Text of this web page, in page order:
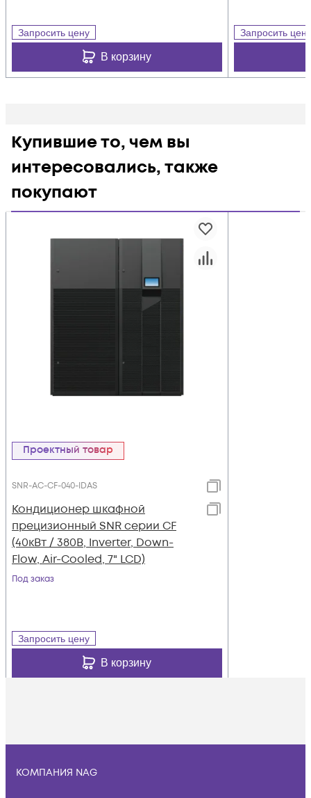
Запросить цену
В корзину
Запросить цену
Купившие то, чем вы
интересовались, также
покупают
Проектный товар
SNR-AC-CF-040-IDAS
Кондиционер шкафной
прецизионный SNR серии CF
(40кВт / 380В, Inverter, Down-
Flow, Air-Cooled, 7" LCD)
Под заказ
Запросить цену
В корзину
КОМПАНИЯ NAG